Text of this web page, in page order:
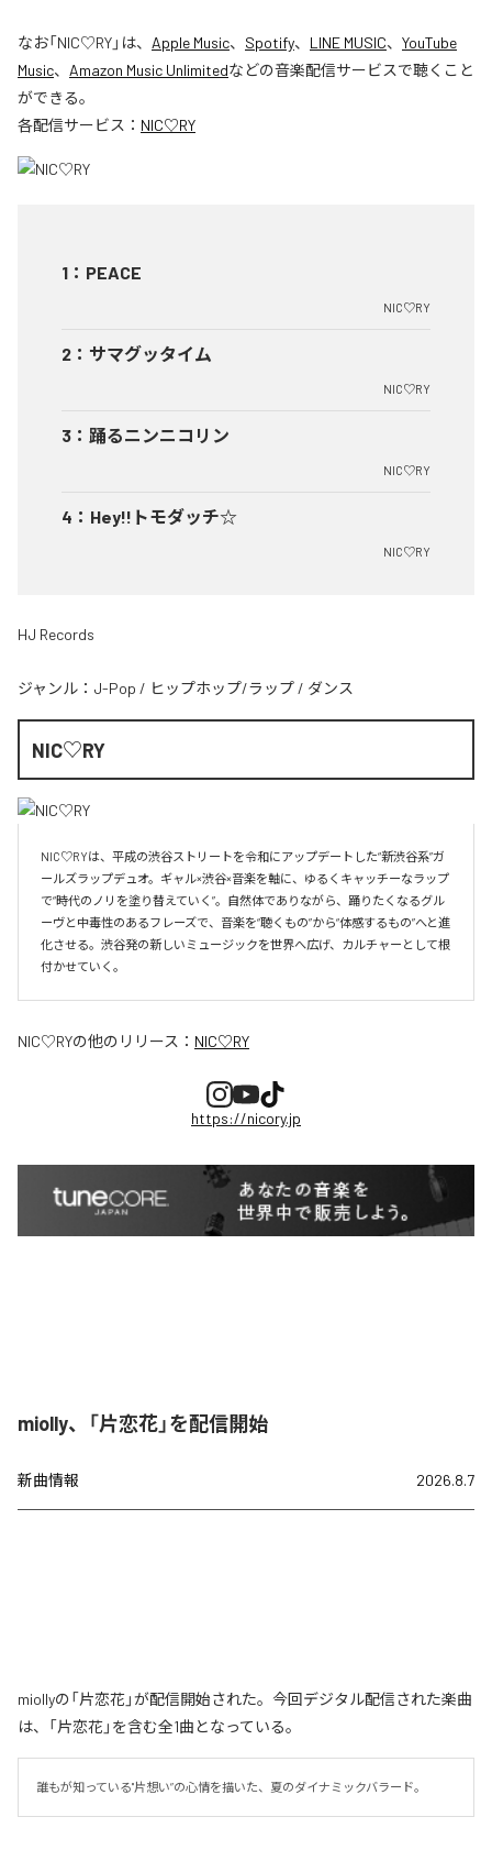
なお「NIC♡RY」は、 Apple Music、 Spotify、 LINE MUSIC、 YouTube
Music、 Amazon Music Unlimitedなどの音楽配信サービスで聴くこと
ができる。
各配信サービス： NIC♡RY
1 ： PEACE
NIC♡RY
2 ： サマグッタイム
NIC♡RY
3 ： 踊るニンニコリン
NIC♡RY
4 ： Hey!!トモダッチ☆
NIC♡RY
HJ Records
ジャンル： J-Pop / ヒップホップ/ラップ / ダンス
NIC♡RY
NIC♡RYは、平成の渋谷ストリートを令和にアップデートした“新渋谷系”ガ
ールズラップデュオ。ギャル×渋谷×音楽を軸に、ゆるくキャッチーなラップ
で“時代のノリを塗り替えていく”。自然体でありながら、踊りたくなるグル
ーヴと中毒性のあるフレーズで、音楽を“聴くもの”から“体感するもの”へと進
化させる。渋谷発の新しいミュージックを世界へ広げ、カルチャーとして根
付かせていく。
NIC♡RYの他のリリース： NIC♡RY
https://nicory.jp
miolly、「片恋花」を配信開始
新曲情報 2026.8.7
miollyの「片恋花」が配信開始された。今回デジタル配信された楽曲
は、「片恋花」を含む全1曲となっている。
誰もが知っている"片想い”の心情を描いた、夏のダイナミックバラード。